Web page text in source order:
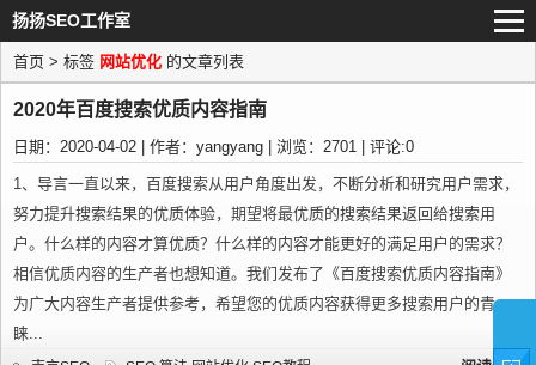
扬扬SEO工作室
首页 > 标签 网站优化 的文章列表
2020年百度搜索优质内容指南
日期：2020-04-02 | 作者：yangyang | 浏览：2701 | 评论:0
1、导言一直以来，百度搜索从用户角度出发，不断分析和研究用户需求，
努力提升搜索结果的优质体验，期望将最优质的搜索结果返回给搜索用
户。什么样的内容才算优质？什么样的内容才能更好的满足用户的需求？
相信优质内容的生产者也想知道。我们发布了《百度搜索优质内容指南》
为广大内容生产者提供参考，希望您的优质内容获得更多搜索用户的青
睐...